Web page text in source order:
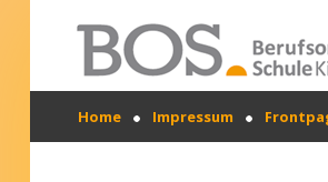
Warning: "continue" targeting switch
to "break". Did you mean to use
/mnt/web417/e3/61/59568561/
SUCHEN
Home Impressum